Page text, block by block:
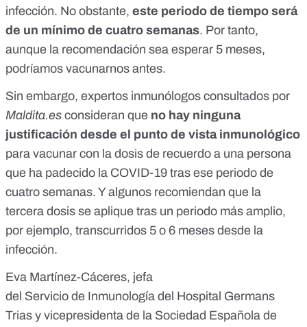
infección. No obstante, este periodo de tiempo será
de un mínimo de cuatro semanas. Por tanto,
aunque la recomendación sea esperar 5 meses,
podríamos vacunarnos antes.
Sin embargo, expertos inmunólogos consultados por
Maldita.es consideran que no hay ninguna
justificación desde el punto de vista inmunológico
para vacunar con la dosis de recuerdo a una persona
que ha padecido la COVID-19 tras ese periodo de
cuatro semanas. Y algunos recomiendan que la
tercera dosis se aplique tras un periodo más amplio,
por ejemplo, transcurridos 5 o 6 meses desde la
infección.
Eva Martínez-Cáceres, jefa
del Servicio de Inmunología del Hospital Germans
Trias y vicepresidenta de la Sociedad Española de